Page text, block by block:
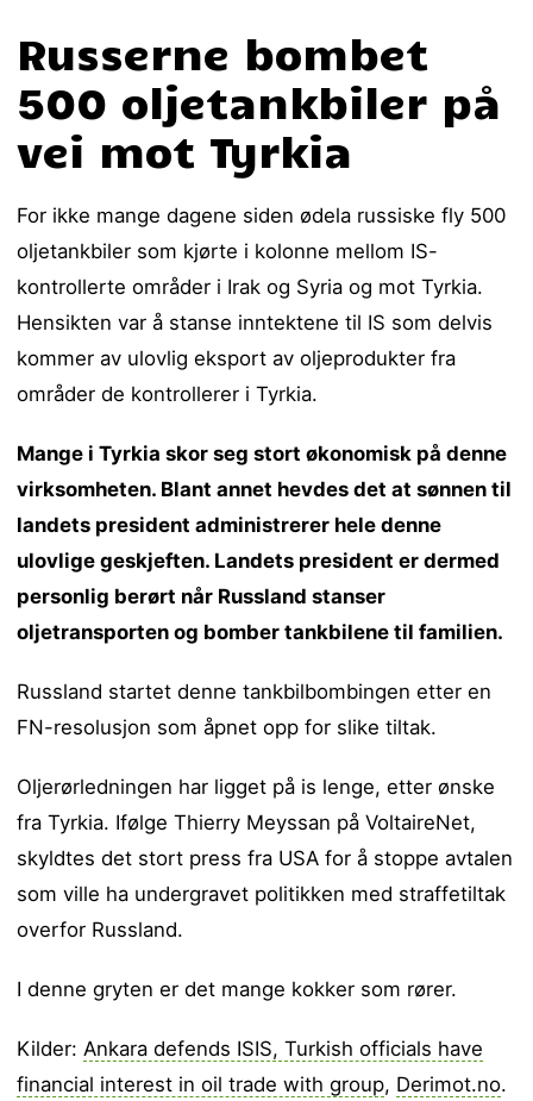
Russerne bombet
500 oljetankbiler på
vei mot Tyrkia
For ikke mange dagene siden ødela russiske fly 500
oljetankbiler som kjørte i kolonne mellom IS-
kontrollerte områder i Irak og Syria og mot Tyrkia.
Hensikten var å stanse inntektene til IS som delvis
kommer av ulovlig eksport av oljeprodukter fra
områder de kontrollerer i Tyrkia.
Mange i Tyrkia skor seg stort økonomisk på denne
virksomheten. Blant annet hevdes det at sønnen til
landets president administrerer hele denne
ulovlige geskjeften. Landets president er dermed
personlig berørt når Russland stanser
oljetransporten og bomber tankbilene til familien.
Russland startet denne tankbilbombingen etter en
FN-resolusjon som åpnet opp for slike tiltak.
Oljerørledningen har ligget på is lenge, etter ønske
fra Tyrkia. Ifølge Thierry Meyssan på VoltaireNet,
skyldtes det stort press fra USA for å stoppe avtalen
som ville ha undergravet politikken med straffetiltak
overfor Russland.
I denne gryten er det mange kokker som rører.
Kilder:Ankara defends ISIS, Turkish officials have
financial interest in oil trade with group, Derimot.no.